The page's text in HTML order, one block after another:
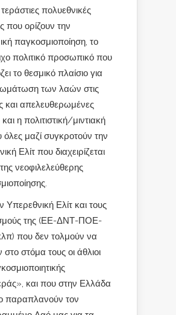
πολυεθνικές
που ορίζουν την
παγκοσμιοποίηση, το
πολιτικό προσωπικό που
το θεσμικό πλαίσιο για
των λαών στις
και απελευθερωμένες
η πολιτιστική/μιντιακή
όλες μαζί συγκροτούν την
Ελίτ που διαχειρίζεται
νεοφιλελεύθερης
Υπερεθνική Ελίτ και τους
της (ΕΕ-ΔΝΤ-ΠΟΕ-
που δεν τολμούν να
στο στόμα τους οι άθλιοι
και που στην Ελλάδα
παραπλανούν τον